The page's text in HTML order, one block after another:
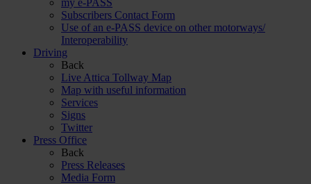
my e-PASS
Subscribers Contact Form
Use of an e-PASS device on other motorways/
Interoperability
Driving
Back
Live Attica Tollway Map
Map with useful information
Services
Signs
Twitter
Press Office
Back
Press Releases
Media Form